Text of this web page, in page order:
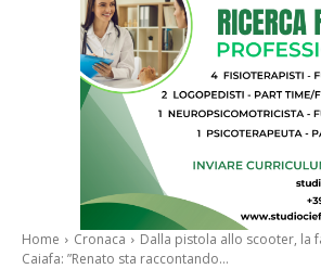
Home Cronaca
Dalla pistola allo scooter, la
Caiafa: ”Renato sta raccontando...